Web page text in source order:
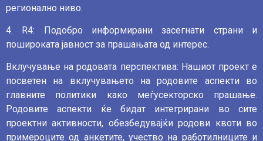
регионално ниво.
4. R4: Подобро информирани засегнати страни и
пошироката јавност за прашањата од интерес.
Вклучување на родовата перспектива: Нашиот проект е
посветен на вклучувањето на родовите аспекти во
главните политики како меѓусекторско прашање.
Родовите аспекти ќе бидат интегрирани во сите
проектни активности, обезбедувајќи родови квоти во
примероците од анкетите, учество на работилниците и